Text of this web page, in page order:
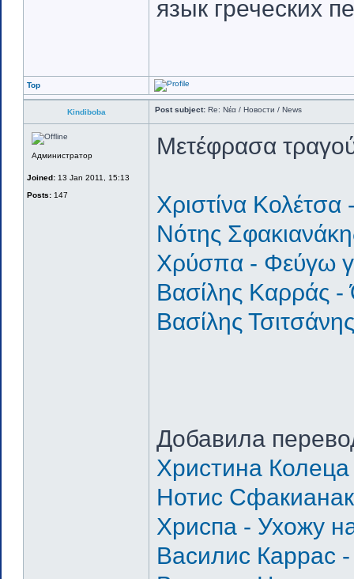
язык греческих
Top
Kindiboba Post subject: Re: Νέα / Новости / News
Администратор
Joined: 13 Jan 2011, 15:13
Posts: 147
Μετέφρασα
Χριστίνα
Νότης
Χρύσπα - Φεύγω
Βασίλης Καρράς
Βασίλης
Добавила
Христина
Нотис
Хриспа - Ухожу
Василис Каррас